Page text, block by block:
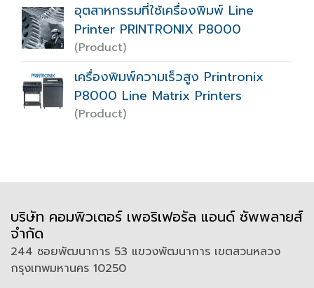
อุตสาหกรรมที่ใช้เครื่องพิมพ์ Line
Printer PRINTRONIX P8000
(Product)
เครื่องพิมพ์ความเร็วสูง Printronix
P8000 Line Matrix Printers
(Product)
บริษัท คอมพิวเตอร์ เพอริเฟอรัล แอนด์ ซัพพลายส์
จำกัด
244 ซอยพัฒนาการ 53 แขวงพัฒนาการ เขตสวนหลวง
กรุงเทพมหานคร 10250